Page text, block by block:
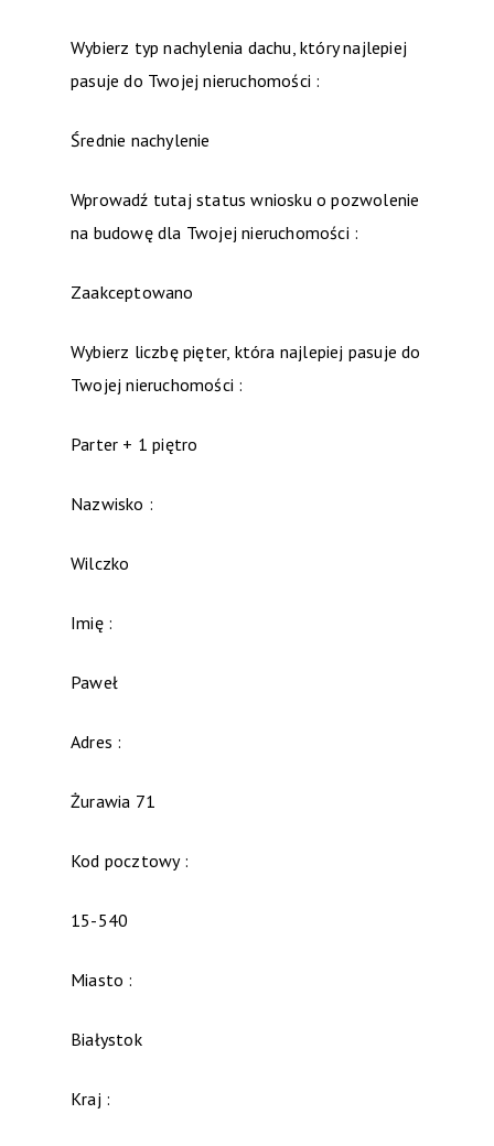
Wybierz typ nachylenia dachu, który najlepiej
pasuje do Twojej nieruchomości :
Średnie nachylenie
Wprowadź tutaj status wniosku o pozwolenie
na budowę dla Twojej nieruchomości :
Zaakceptowano
Wybierz liczbę pięter, która najlepiej pasuje do
Twojej nieruchomości :
Parter + 1 piętro
Nazwisko :
Wilczko
Imię :
Paweł
Adres :
Żurawia 71
Kod pocztowy :
15-540
Miasto :
Białystok
Kraj :